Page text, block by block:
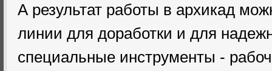
А результат работы в архикад
линии для доработки и для
специальные инструменты -